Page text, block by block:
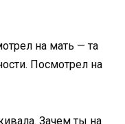
на мать — та
Посмотрел на
Зачем ты на